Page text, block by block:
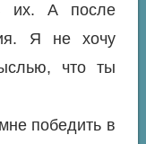
их. А после
Я не хочу
что ты
победить в